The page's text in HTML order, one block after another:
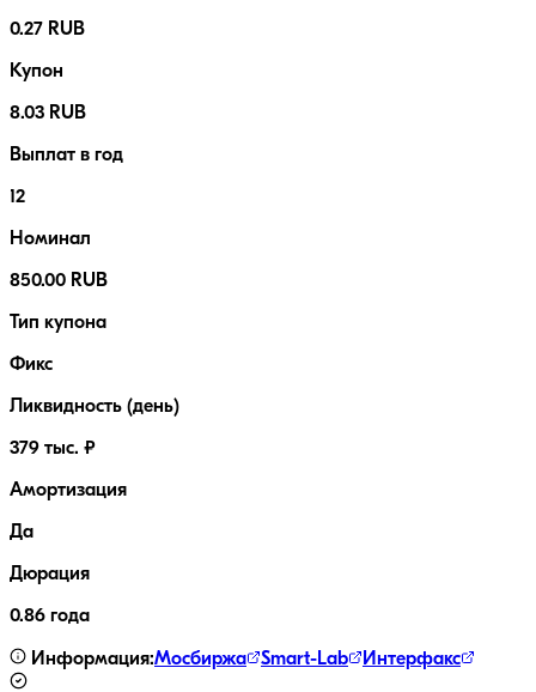
0.27 RUB
Купон
8.03 RUB
Выплат в год
12
Номинал
850.00 RUB
Тип купона
Фикс
Ликвидность (день)
379 тыс. ₽
Амортизация
Да
Дюрация
0.86 года
Информация:Мосбиржа Smart-Lab Интерфакс